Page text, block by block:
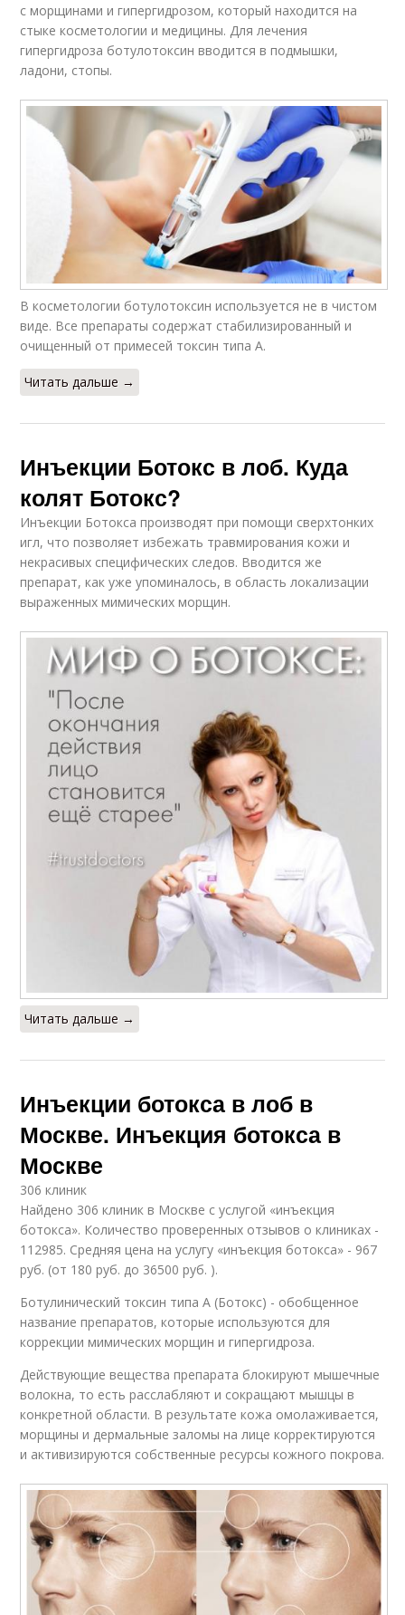
с морщинами и гипергидрозом, который находится на
стыке косметологии и медицины. Для лечения
гипергидроза ботулотоксин вводится в подмышки,
ладони, стопы.
В косметологии ботулотоксин используется не в чистом
виде. Все препараты содержат стабилизированный и
очищенный от примесей токсин типа А.
Читать дальше →
Инъекции Ботокс в лоб. Куда
колят Ботокс?
Инъекции Ботокса производят при помощи сверхтонких
игл, что позволяет избежать травмирования кожи и
некрасивых специфических следов. Вводится же
препарат, как уже упоминалось, в область локализации
выраженных мимических морщин.
Читать дальше →
Инъекции ботокса в лоб в
Москве. Инъекция ботокса в
Москве
306 клиник
Найдено 306 клиник в Москве с услугой «инъекция
ботокса». Количество проверенных отзывов о клиниках -
112985. Средняя цена на услугу «инъекция ботокса» - 967
руб. (от 180 руб. до 36500 руб. ).
Ботулинический токсин типа А (Ботокс) - обобщенное
название препаратов, которые используются для
коррекции мимических морщин и гипергидроза.
Действующие вещества препарата блокируют мышечные
волокна, то есть расслабляют и сокращают мышцы в
конкретной области. В результате кожа омолаживается,
морщины и дермальные заломы на лице корректируются
и активизируются собственные ресурсы кожного покрова.